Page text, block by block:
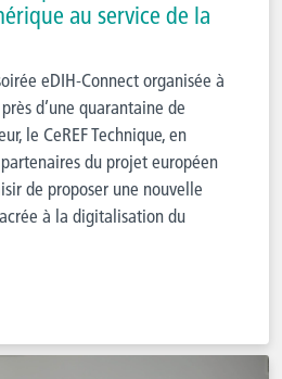
au service de la
eDIH-Connect organisée à
d’une quarantaine de
le CeREF Technique, en
du projet européen
de proposer une nouvelle
à la digitalisation du